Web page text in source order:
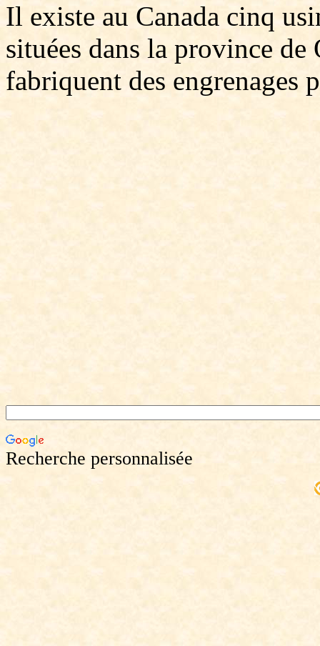
Il existe au Canada cinq
situées dans la province de
fabriquent des engrenages
Recherche personnalisée